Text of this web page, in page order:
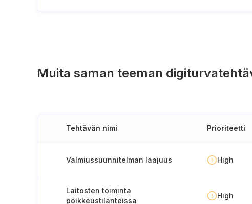
Muita saman teeman
Tehtävän nimi Prioriteetti
Valmiussuunnitelman laajuus High
Laitosten toiminta
poikkeustilanteissa
High